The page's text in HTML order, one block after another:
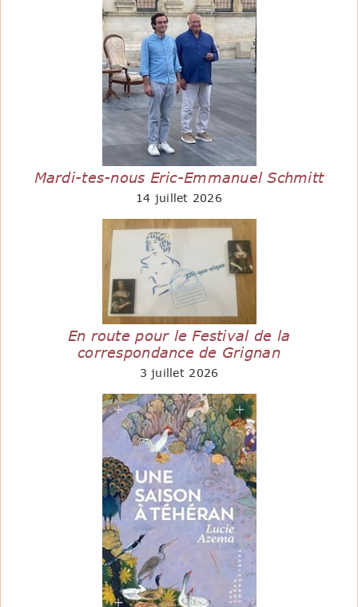
Mardi-tes-nous Eric-Emmanuel Schmitt
14 juillet 2026
En route pour le Festival de la
correspondance de Grignan
3 juillet 2026